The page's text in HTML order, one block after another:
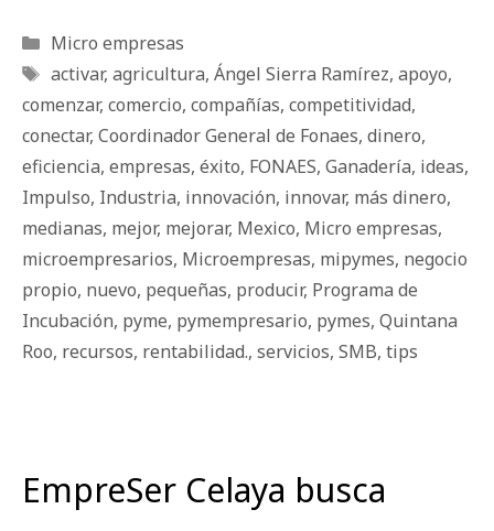
Categorías
Micro empresas
Etiquetas
activar, agricultura, Ángel Sierra Ramírez, apoyo,
comenzar, comercio, compañías, competitividad,
conectar, Coordinador General de Fonaes, dinero,
eficiencia, empresas, éxito, FONAES, Ganadería, ideas,
Impulso, Industria, innovación, innovar, más dinero,
medianas, mejor, mejorar, Mexico, Micro empresas,
microempresarios, Microempresas, mipymes, negocio
propio, nuevo, pequeñas, producir, Programa de
Incubación, pyme, pymempresario, pymes, Quintana
Roo, recursos, rentabilidad., servicios, SMB, tips
EmpreSer Celaya busca